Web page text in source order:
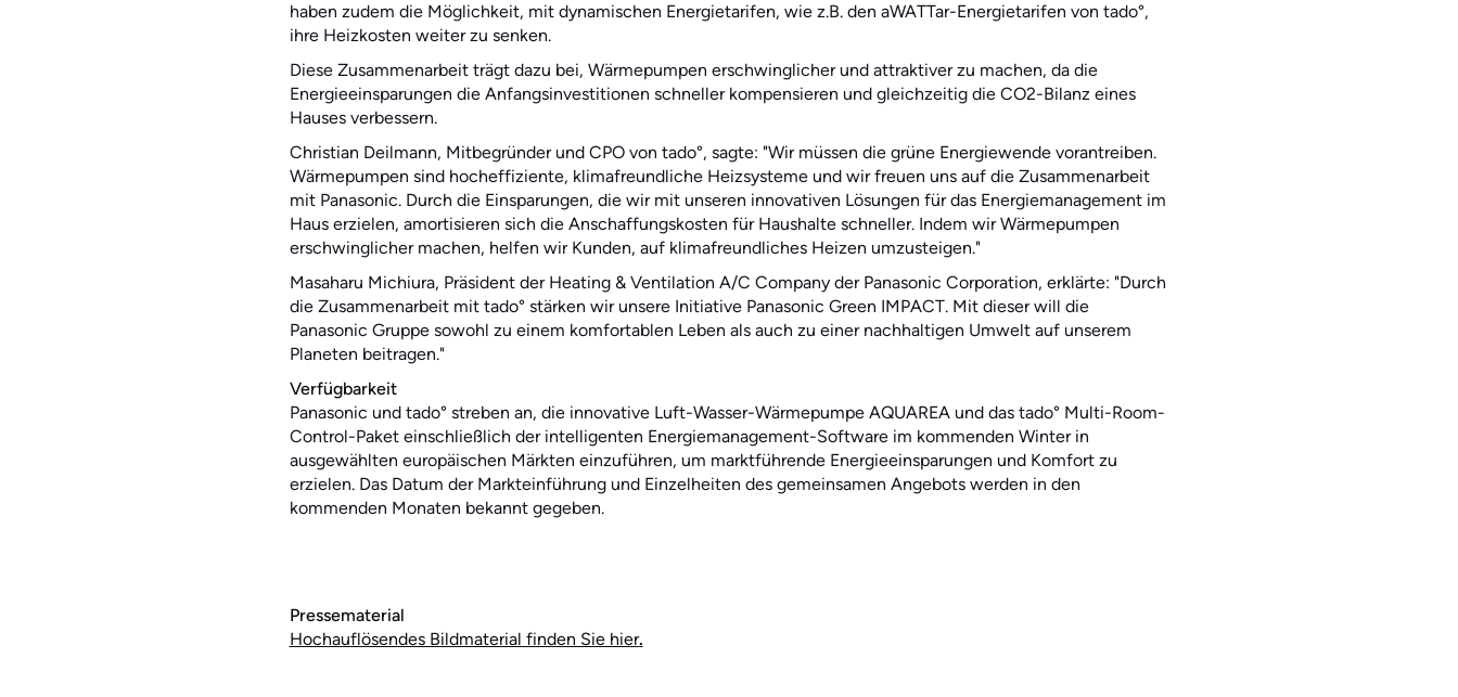
haben zudem die Möglichkeit, mit dynamischen Energietarifen, wie z.B. den aWATTar-Energietarifen von tado°,
ihre Heizkosten weiter zu senken.
Diese Zusammenarbeit trägt dazu bei, Wärmepumpen erschwinglicher und attraktiver zu machen, da die
Energieeinsparungen die Anfangsinvestitionen schneller kompensieren und gleichzeitig die CO2-Bilanz eines
Hauses verbessern.
Christian Deilmann, Mitbegründer und CPO von tado°, sagte: "Wir müssen die grüne Energiewende vorantreiben.
Wärmepumpen sind hocheffiziente, klimafreundliche Heizsysteme und wir freuen uns auf die Zusammenarbeit
mit Panasonic. Durch die Einsparungen, die wir mit unseren innovativen Lösungen für das Energiemanagement im
Haus erzielen, amortisieren sich die Anschaffungskosten für Haushalte schneller. Indem wir Wärmepumpen
erschwinglicher machen, helfen wir Kunden, auf klimafreundliches Heizen umzusteigen."
Masaharu Michiura, Präsident der Heating & Ventilation A/C Company der Panasonic Corporation, erklärte: "Durch
die Zusammenarbeit mit tado° stärken wir unsere Initiative Panasonic Green IMPACT. Mit dieser will die
Panasonic Gruppe sowohl zu einem komfortablen Leben als auch zu einer nachhaltigen Umwelt auf unserem
Planeten beitragen."
Verfügbarkeit
Panasonic und tado° streben an, die innovative Luft-Wasser-Wärmepumpe AQUAREA und das tado° Multi-Room-
Control-Paket einschließlich der intelligenten Energiemanagement-Software im kommenden Winter in
ausgewählten europäischen Märkten einzuführen, um marktführende Energieeinsparungen und Komfort zu
erzielen. Das Datum der Markteinführung und Einzelheiten des gemeinsamen Angebots werden in den
kommenden Monaten bekannt gegeben.
Pressematerial
Hochauflösendes Bildmaterial finden Sie hier.